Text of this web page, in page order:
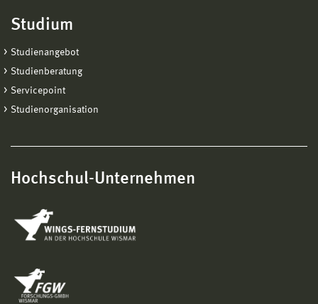
Studium
Studienangebot
Studienberatung
Servicepoint
Studienorganisation
Hochschul-Unternehmen